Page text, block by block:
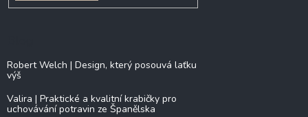
Robert Welch | Design, který posouvá laťku
výš
Valira | Praktické a kvalitní krabičky pro
uchovávání potravin ze Španělska